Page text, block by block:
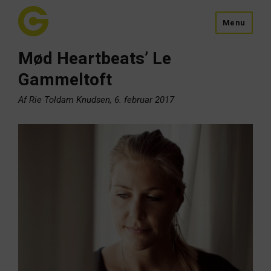
Menu
Mød Heartbeats’ Le
Gammeltoft
Af Rie Toldam Knudsen, 6. februar 2017